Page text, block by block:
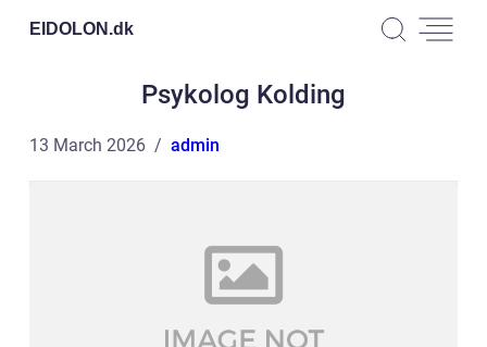
EIDOLON.dk
Psykolog Kolding
13 March 2026 admin